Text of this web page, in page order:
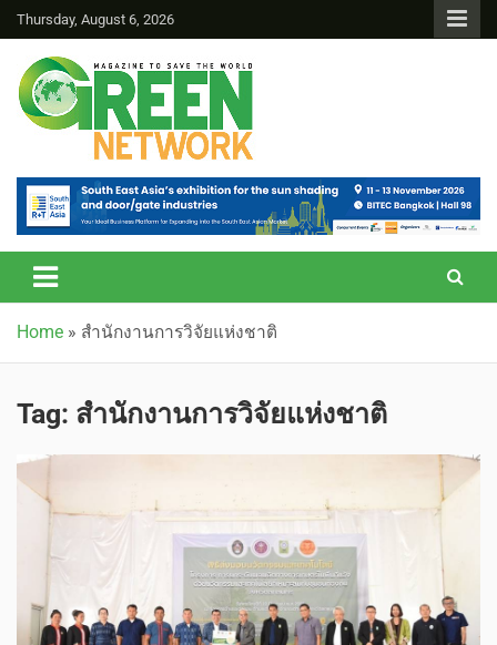
Thursday, August 6, 2026
Green Network
Home » สำนักงานการวิจัยแห่งชาติ
Tag: สำนักงานการวิจัยแห่งชาติ